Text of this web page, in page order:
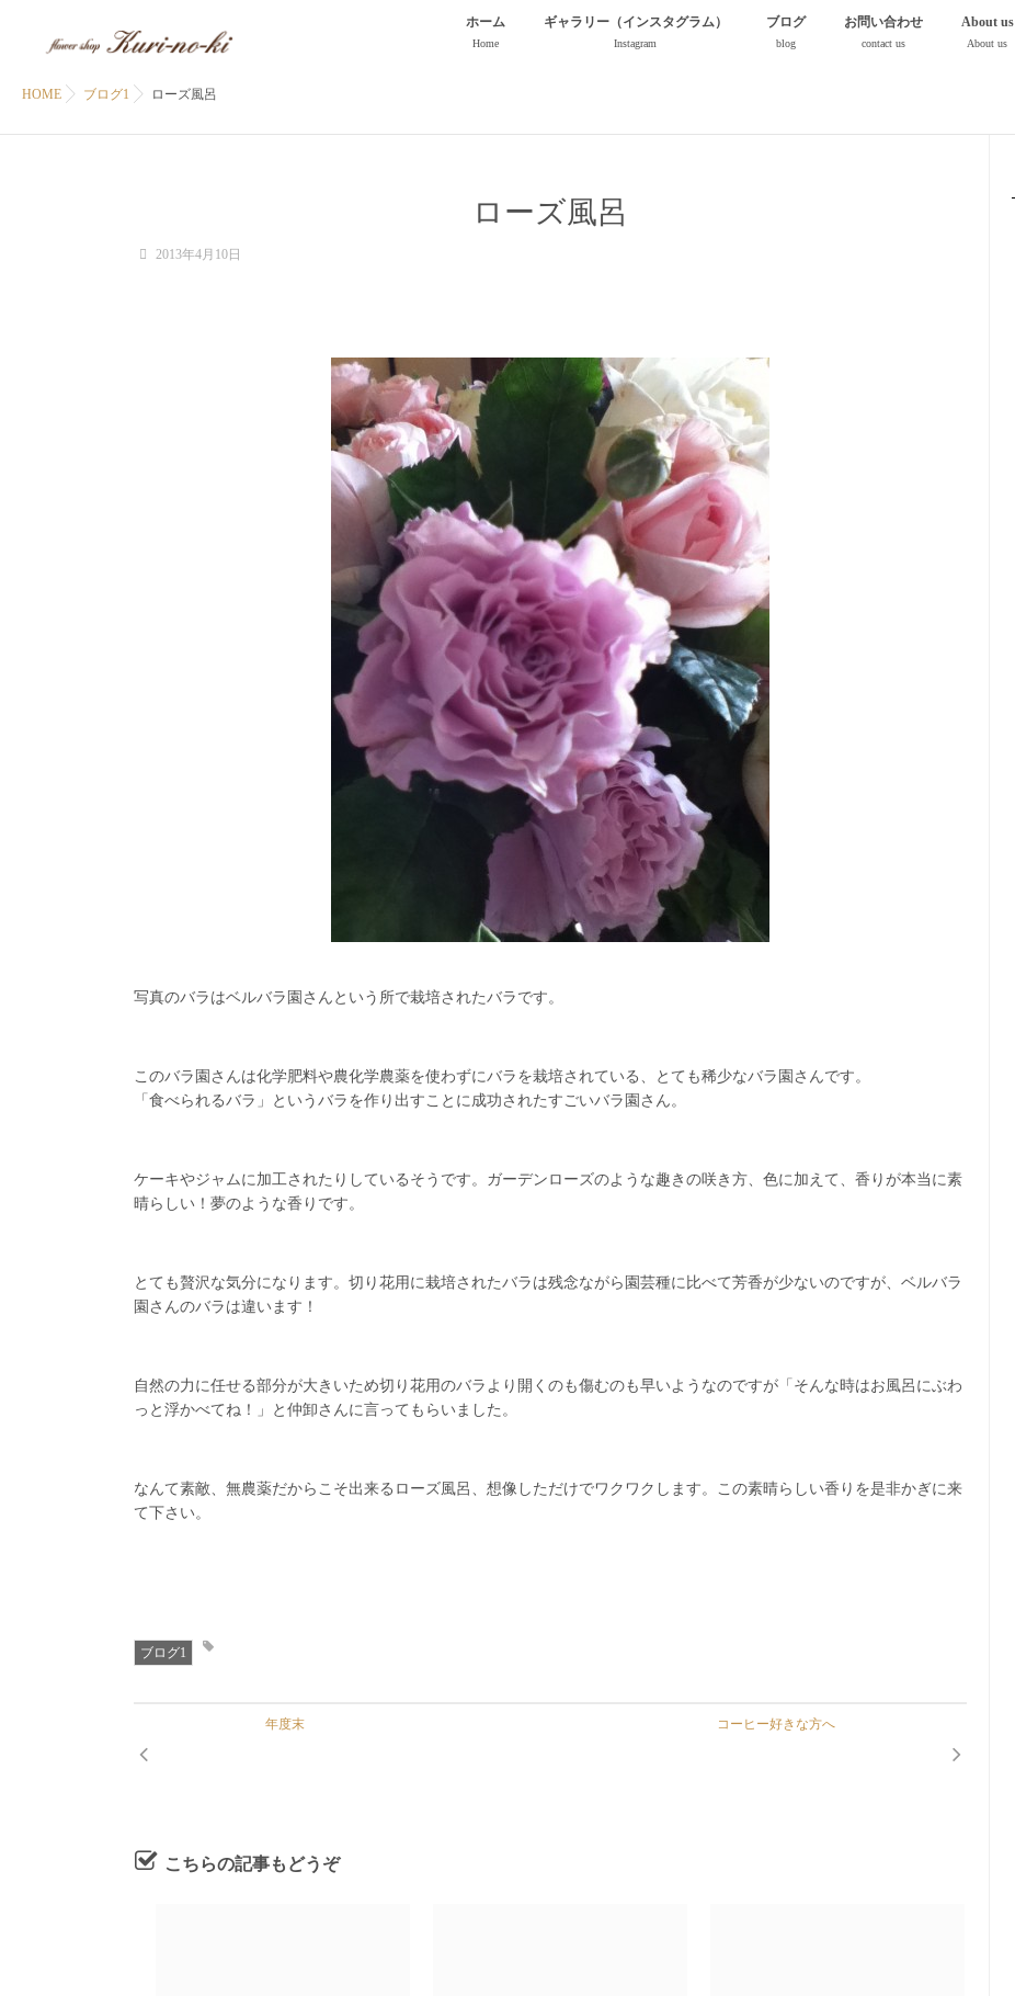
ホーム
Home
ギャラリー（インスタグラム）
Instagram
ブログ
blog
お問い合わせ
contact us
About us
About us
HOME ブログ1 ローズ風呂
ローズ風呂
2013年4月10日
写真のバラはベルバラ園さんという所で栽培されたバラです。
このバラ園さんは化学肥料や農化学農薬を使わずにバラを栽培されている、とても稀少なバラ園さんです。
「食べられるバラ」というバラを作り出すことに成功されたすごいバラ園さん。
ケーキやジャムに加工されたりしているそうです。ガーデンローズのような趣きの咲き方、色に加えて、香りが本当に素
晴らしい！夢のような香りです。
とても贅沢な気分になります。切り花用に栽培されたバラは残念ながら園芸種に比べて芳香が少ないのですが、ベルバラ
園さんのバラは違います！
自然の力に任せる部分が大きいため切り花用のバラより開くのも傷むのも早いようなのですが「そんな時はお風呂にぶわ
っと浮かべてね！」と仲卸さんに言ってもらいました。
なんて素敵、無農薬だからこそ出来るローズ風呂、想像しただけでワクワクします。この素晴らしい香りを是非かぎに来
て下さい。
ブログ1
年度末 コーヒー好きな方へ
こちらの記事もどうぞ